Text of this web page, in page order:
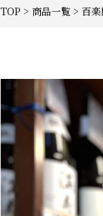
TOP > 商品一覧 > 百